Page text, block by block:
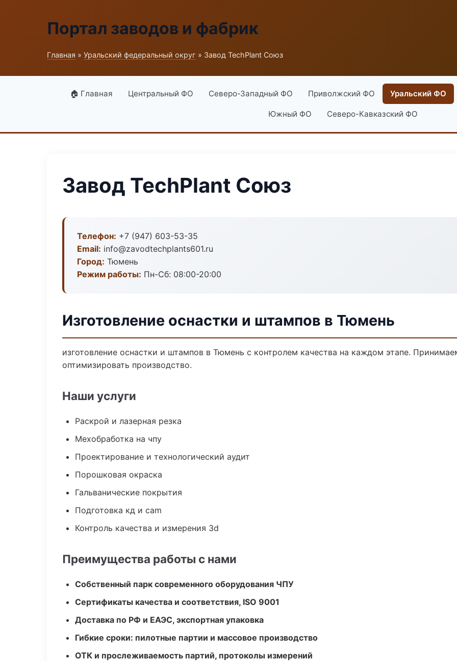
Портал заводов и фабрик
Главная » Уральский федеральный округ » Завод TechPlant Союз
🏠 Главная Центральный ФО Северо-Западный ФО Приволжский ФО Уральский ФО
Южный ФО Северо-Кавказский ФО
Завод TechPlant Союз
Телефон: +7 (947) 603-53-35
Email: info@zavodtechplants601.ru
Город: Тюмень
Режим работы: Пн-Сб: 08:00-20:00
Изготовление оснастки и штампов в Тюмень
изготовление оснастки и штампов в Тюмень с контролем качества на каждом этапе.
оптимизировать производство.
Наши услуги
Раскрой и лазерная резка
Мехобработка на чпу
Проектирование и технологический аудит
Порошковая окраска
Гальванические покрытия
Подготовка кд и cam
Контроль качества и измерения 3d
Преимущества работы с нами
Собственный парк современного оборудования ЧПУ
Сертификаты качества и соответствия, ISO 9001
Доставка по РФ и ЕАЭС, экспортная упаковка
Гибкие сроки: пилотные партии и массовое производство
ОТК и прослеживаемость партий, протоколы измерений